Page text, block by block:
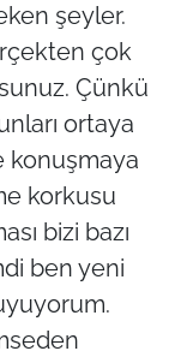
şeyler.
çok
Çünkü
ortaya
konuşmaya
korkusu
bizi bazı
ben yeni